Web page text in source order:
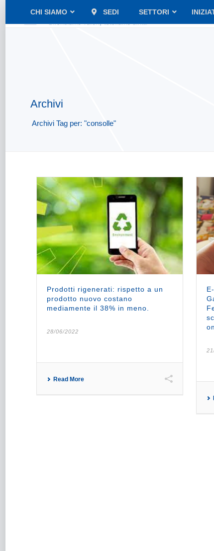
CHI SIAMO SEDI SETTORI
Archivi
Archivi Tag per: "consolle"
Prodotti rigenerati: rispetto a un
prodotto nuovo costano
mediamente il 38% in meno.
28/06/2022
Read More